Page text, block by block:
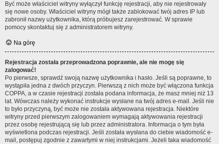
Być może właściciel witryny wyłączył funkcję rejestracji, aby nie rejestrowały
się nowe osoby. Właściciel witryny mógł także zablokować twój adres IP lub
zabronił nazwy użytkownika, którą próbujesz zarejestrować. W sprawie
pomocy skontaktuj się z administratorem witryny.
Na górę
Rejestracja została przeprowadzona poprawnie, ale nie mogę się
zalogować!
Po pierwsze, sprawdź swoją nazwę użytkownika i hasło. Jeśli są poprawne, to
wystąpiła jedna z dwóch przyczyn. Pierwszą z nich może być włączona funkcja
COPPA, a w czasie rejestracji została podana informacja, że masz mniej niż 13
lat. Wówczas należy wykonać instrukcje wysłane na twój adres e-mail. Jeśli nie
to było przyczyną, być może nie została aktywowana rejestracja. Niektóre
witryny przed pierwszym zalogowaniem wymagają aktywowania rejestracji
przez osobę rejestrującą się lub przez administratora. Informacja o tym była
wyświetlona podczas rejestracji. Jeśli została wysłana do ciebie wiadomość e-
mail, postępuj zgodnie z zawartymi w niej instrukcjami. Jeżeli taka wiadomość